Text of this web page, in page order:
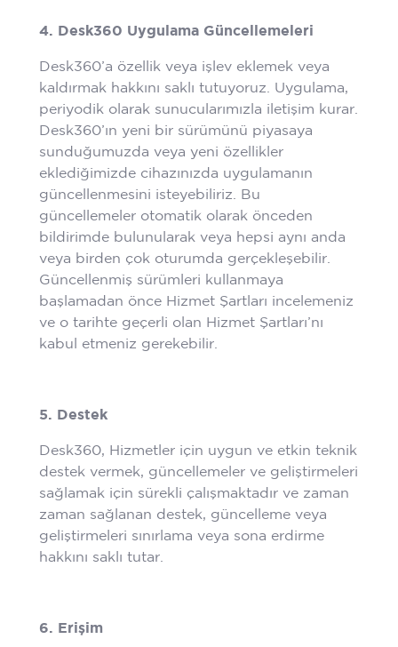
4. Desk360 Uygulama Güncellemeleri
Desk360’a özellik veya işlev eklemek veya
kaldırmak hakkını saklı tutuyoruz. Uygulama,
periyodik olarak sunucularımızla iletişim kurar.
Desk360’ın yeni bir sürümünü piyasaya
sunduğumuzda veya yeni özellikler
eklediğimizde cihazınızda uygulamanın
güncellenmesini isteyebiliriz. Bu
güncellemeler otomatik olarak önceden
bildirimde bulunularak veya hepsi aynı anda
veya birden çok oturumda gerçekleşebilir.
Güncellenmiş sürümleri kullanmaya
başlamadan önce Hizmet Şartları incelemeniz
ve o tarihte geçerli olan Hizmet Şartları’nı
kabul etmeniz gerekebilir.
5. Destek
Desk360, Hizmetler için uygun ve etkin teknik
destek vermek, güncellemeler ve geliştirmeleri
sağlamak için sürekli çalışmaktadır ve zaman
zaman sağlanan destek, güncelleme veya
geliştirmeleri sınırlama veya sona erdirme
hakkını saklı tutar.
6. Erişim